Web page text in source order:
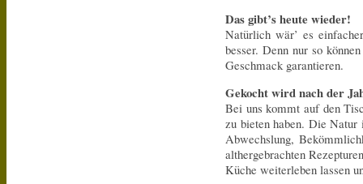
Das gibt’s heute wieder!
Natürlich wär’ es
besser. Denn nur so
Geschmack garantieren.
Gekocht wird nach der
Bei uns kommt auf den
zu bieten haben. Die Natur
Abwechslung,
althergebrachten
Küche weiterleben lassen